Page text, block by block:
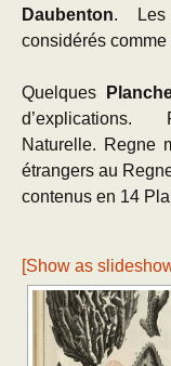
Daubenton. Les
considérés
Quelques
Naturelle. Regne
étrangers au
contenus en 14
[Show as